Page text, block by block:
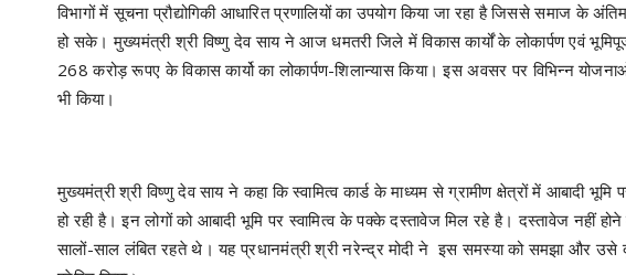
विभागों में सूचना प्रौद्योगिकी आधारित प्रणालियों का उपयोग किया जा रहा है जिससे समाज के
हो सके। मुख्यमंत्री श्री विष्णु देव साय ने आज धमतरी जिले में विकास कार्यों के लोकार्पण एवं
268 करोड़ रूपए के विकास कार्यो का लोकार्पण-शिलान्यास किया। इस अवसर पर विभिन्न
भी किया।
मुख्यमंत्री श्री विष्णु देव साय ने कहा कि स्वामित्व कार्ड के माध्यम से ग्रामीण क्षेत्रों में आबादी
हो रही है। इन लोगों को आबादी भूमि पर स्वामित्व के पक्के दस्तावेज मिल रहे है। दस्तावेज नहीं
सालों-साल लंबित रहते थे। यह प्रधानमंत्री श्री नरेन्द्र मोदी ने इस समस्या को समझा और